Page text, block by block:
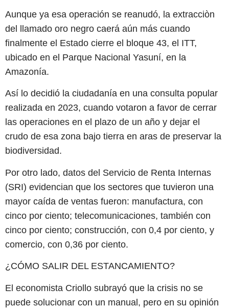
Aunque ya esa operación se reanudó, la extracciòn
del llamado oro negro caerá aún más cuando
finalmente el Estado cierre el bloque 43, el ITT,
ubicado en el Parque Nacional Yasuní, en la
Amazonía.
Así lo decidió la ciudadanía en una consulta popular
realizada en 2023, cuando votaron a favor de cerrar
las operaciones en el plazo de un año y dejar el
crudo de esa zona bajo tierra en aras de preservar la
biodiversidad.
Por otro lado, datos del Servicio de Renta Internas
(SRI) evidencian que los sectores que tuvieron una
mayor caída de ventas fueron: manufactura, con
cinco por ciento; telecomunicaciones, también con
cinco por ciento; construcción, con 0,4 por ciento, y
comercio, con 0,36 por ciento.
¿CÓMO SALIR DEL ESTANCAMIENTO?
El economista Criollo subrayó que la crisis no se
puede solucionar con un manual, pero en su opinión